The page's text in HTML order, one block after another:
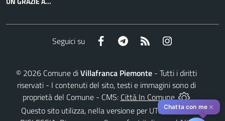
Seguici su Facebook Telegram RSS
© 2026 Comune diVillafranca Piemonte - Tutti i diritti
riservati - I contenuti del sito, testi e immagini sono di
proprietà del Comune - CMS: Città In Comune
Questo sito utilizza, nella versione per UTENTI CON
Chatta con me ✕